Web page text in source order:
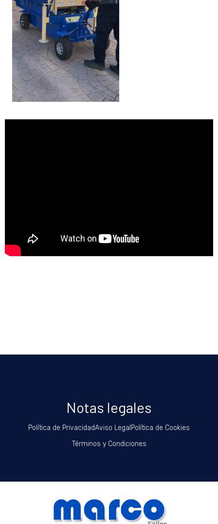
Notas legales
Política de PrivacidadAviso Legal Política de Cookies
Términos y Condiciones